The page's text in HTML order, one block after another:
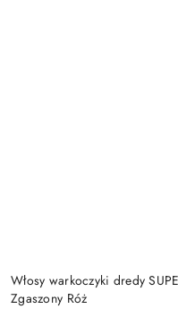
Włosy warkoczyki dredy
Zgaszony Róż